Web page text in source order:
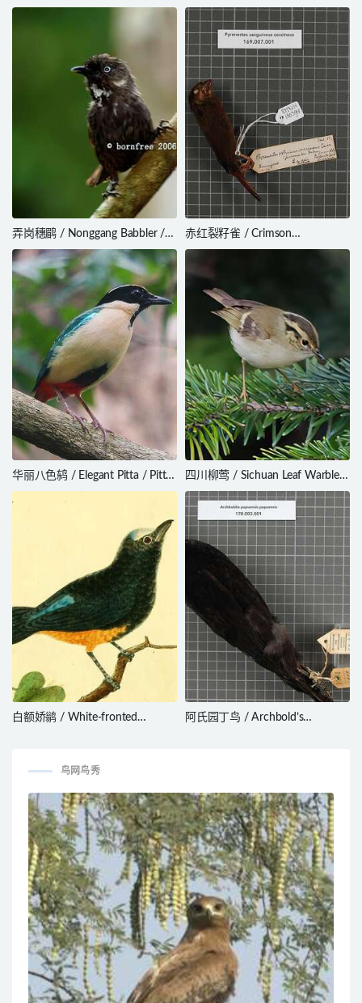
Starling / Lamprotornis caudatus
Asthenes luizae
弄岗穗鹛 / Nonggang Babbler /
Stachyris nonggangensis
赤红裂籽雀 / Crimson
Seedcracker / Pyrenestes
华丽八色鸫 / Elegant Pitta / Pitta
elegans
四川柳莺 / Sichuan Leaf Warbler
/ Phylloscopus forresti
白额娇鹟 / White-fronted
阿氏园丁鸟 / Archbold’s
鸟网鸟秀